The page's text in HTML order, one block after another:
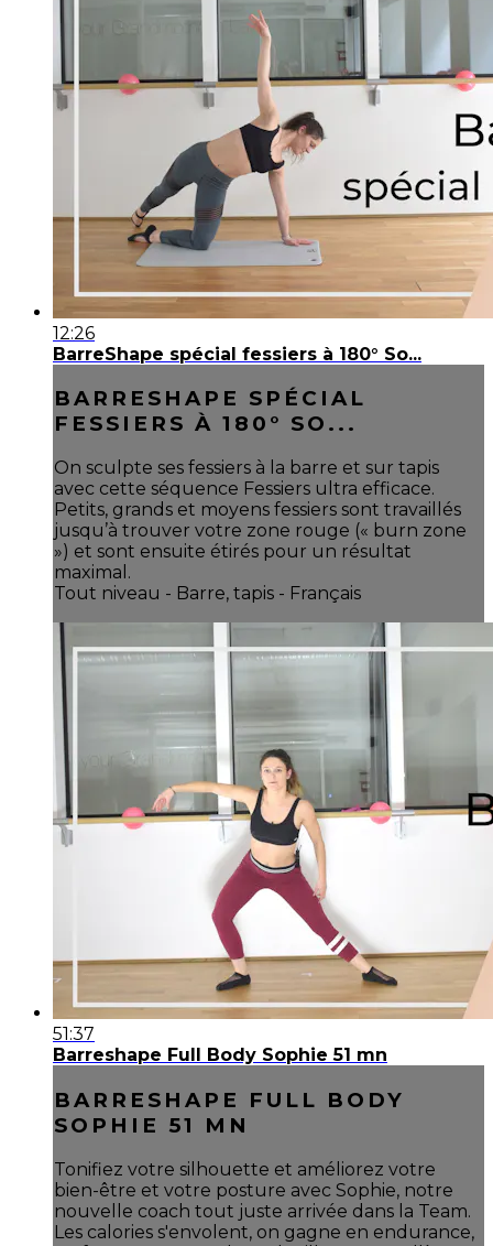
12:26
BarreShape spécial fessiers à 180° So...
BARRESHAPE SPÉCIAL
FESSIERS À 180° SO...
On sculpte ses fessiers à la barre et sur tapis
avec cette séquence Fessiers ultra efficace.
Petits, grands et moyens fessiers sont travaillés
jusqu’à trouver votre zone rouge (« burn zone
») et sont ensuite étirés pour un résultat
maximal.
Tout niveau - Barre, tapis - Français
51:37
Barreshape Full Body Sophie 51 mn
BARRESHAPE FULL BODY
SOPHIE 51 MN
Tonifiez votre silhouette et améliorez votre
bien-être et votre posture avec Sophie, notre
nouvelle coach tout juste arrivée dans la Team.
Les calories s'envolent, on gagne en endurance,